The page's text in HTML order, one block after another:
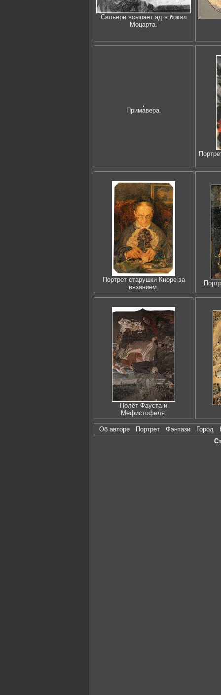
Сальери всыпает яд в бокал
Моцарта.
Примавера.
Портрет старушки Кноре за
вязанием.
Полёт Фауста и
Мефистофеля.
Об авторе Портрет Фэнтази Город